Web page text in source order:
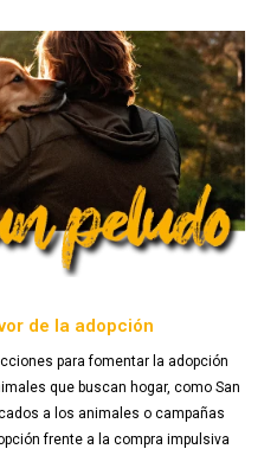
de la adopción
para fomentar la adopción
que buscan hogar, como San
a los animales o campañas
frente a la compra impulsiva